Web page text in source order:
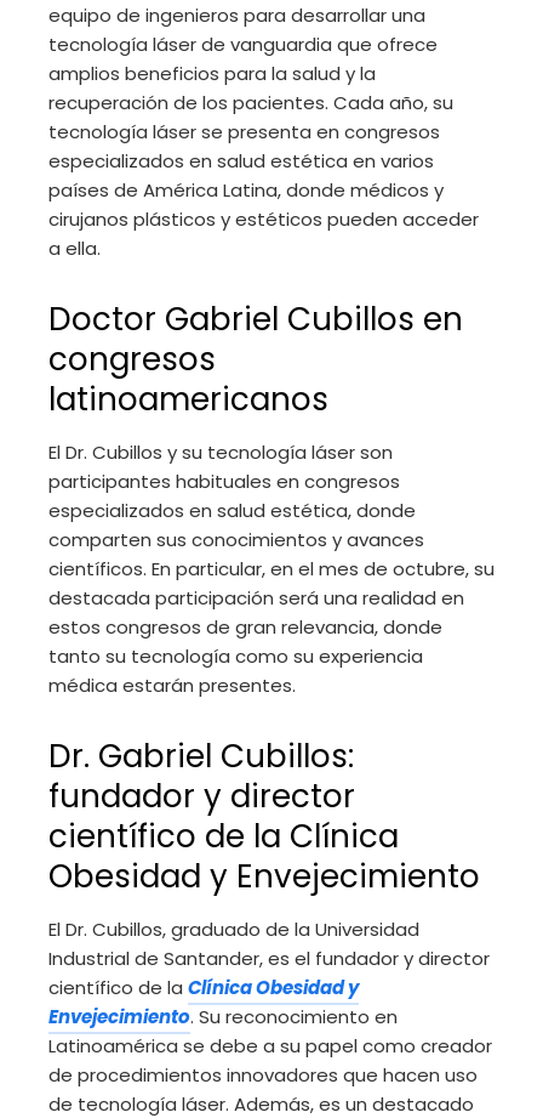
equipo de ingenieros para desarrollar una
tecnología láser de vanguardia que ofrece
amplios beneficios para la salud y la
recuperación de los pacientes. Cada año, su
tecnología láser se presenta en congresos
especializados en salud estética en varios
países de América Latina, donde médicos y
cirujanos plásticos y estéticos pueden acceder
a ella.
Doctor Gabriel Cubillos en
congresos
latinoamericanos
El Dr. Cubillos y su tecnología láser son
participantes habituales en congresos
especializados en salud estética, donde
comparten sus conocimientos y avances
científicos. En particular, en el mes de octubre, su
destacada participación será una realidad en
estos congresos de gran relevancia, donde
tanto su tecnología como su experiencia
médica estarán presentes.
Dr. Gabriel Cubillos:
fundador y director
científico de la Clínica
Obesidad y Envejecimiento
El Dr. Cubillos, graduado de la Universidad
Industrial de Santander, es el fundador y director
científico de la Clínica Obesidad y
Envejecimiento. Su reconocimiento en
Latinoamérica se debe a su papel como creador
de procedimientos innovadores que hacen uso
de tecnología láser. Además, es un destacado